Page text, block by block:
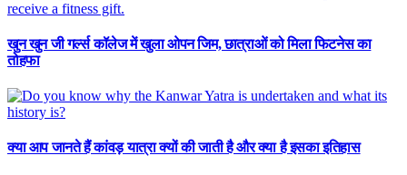
खुन खुन जी गर्ल्स कॉलेज में खुला ओपन जिम, छात्राओं को मिला फिटनेस का
तोहफा
क्या आप जानते हैं कांवड़ यात्रा क्यों की जाती है और क्या है इसका इतिहास